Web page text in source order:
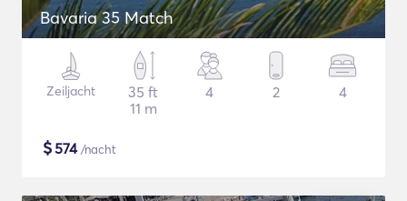
Bavaria 35 Match
Zeiljacht
35 ft
11 m
4 2 4
$574/nacht